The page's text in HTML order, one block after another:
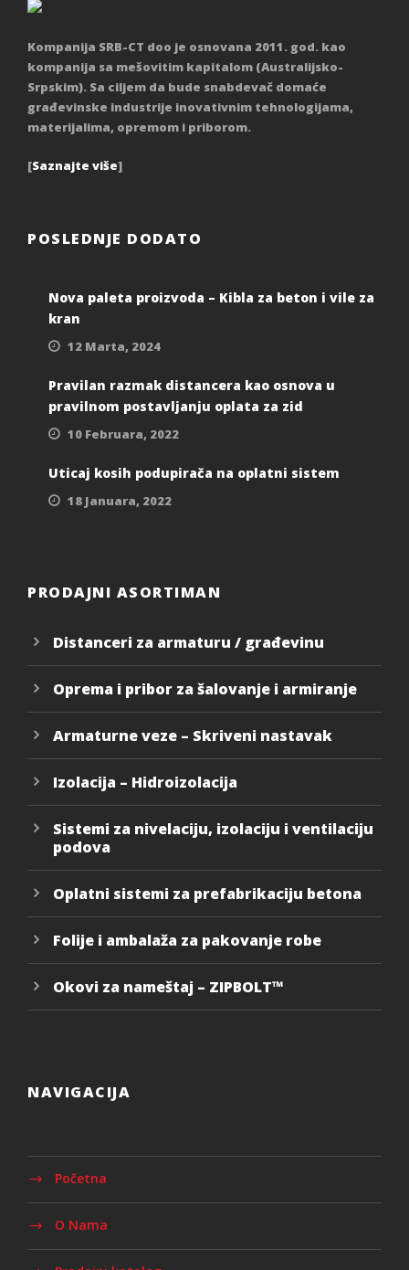
Kompanija SRB-CT doo je osnovana 2011. god. kao
kompanija sa mešovitim kapitalom (Australijsko-
Srpskim). Sa ciljem da bude snabdevač domaće
građevinske industrije inovativnim tehnologijama,
materijalima, opremom i priborom.
[Saznajte više]
POSLEDNJE DODATO
Nova paleta proizvoda – Kibla za beton i vile za
kran
12 Marta, 2024
Pravilan razmak distancera kao osnova u
pravilnom postavljanju oplata za zid
10 Februara, 2022
Uticaj kosih podupirača na oplatni sistem
18 Januara, 2022
PRODAJNI ASORTIMAN
Distanceri za armaturu / građevinu
Oprema i pribor za šalovanje i armiranje
Armaturne veze – Skriveni nastavak
Izolacija – Hidroizolacija
Sistemi za nivelaciju, izolaciju i ventilaciju
podova
Oplatni sistemi za prefabrikaciju betona
Folije i ambalaža za pakovanje robe
Okovi za nameštaj – ZIPBOLT™
NAVIGACIJA
Početna
O Nama